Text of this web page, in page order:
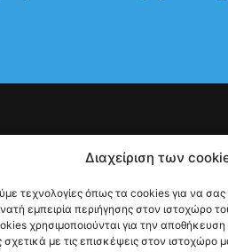
Διαχείριση των
τεχνολογίες όπως τα cookies για να
εμπειρία περιήγησης στον ιστοχώρο
χρησιμοποιούνται για την
με τις επισκέψεις στον ιστοχώρο
Check This!